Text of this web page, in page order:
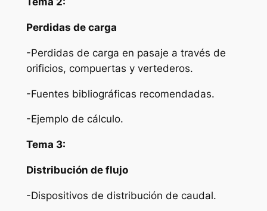
Perdidas de carga
-Perdidas de carga en pasaje a través de
orificios, compuertas y vertederos.
-Fuentes bibliográficas recomendadas.
-Ejemplo de cálculo.
Tema 3:
Distribución de flujo
-Dispositivos de distribución de caudal.